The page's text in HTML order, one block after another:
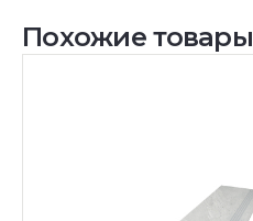
Похожие товары